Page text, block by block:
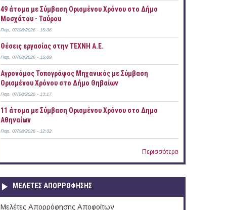
49 άτομα με Σύμβαση Ορισμένου Χρόνου στο Δήμο
Μοσχάτου - Ταύρου
Παρ, 07/08/2026 - 15:36
Θέσεις εργασίας στην ΤΕΧΝΗ Α.Ε.
Παρ, 07/08/2026 - 15:09
Αγρονόμος Τοπογράφος Μηχανικός με Σύμβαση
Ορισμένου Χρόνου στο Δήμο Θηβαίων
Παρ, 07/08/2026 - 13:17
11 άτομα με Σύμβαση Ορισμένου Χρόνου στο Δημο
Αθηναίων
Παρ, 07/08/2026 - 12:32
Περισσότερα
ΜΕΛΕΤΕΣ ΑΠΟΡΡΟΦΗΣΗΣ
Μελέτες Απορρόφησης Αποφοίτων